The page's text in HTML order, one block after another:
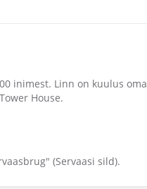
inimest. Linn on kuulus oma
House.
(Servaasi sild).